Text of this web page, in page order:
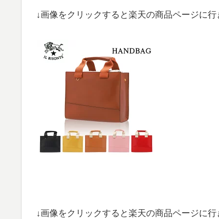
↓画像をクリックすると楽天の商品ページに行
↓画像をクリックすると楽天の商品ページに行